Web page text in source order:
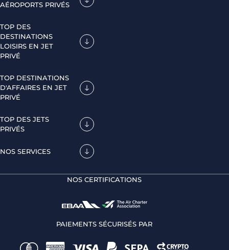
AÉROPORTS PRIVÉS
TOP DES
DESTINATIONS
LOISIRS EN JET
PRIVÉ
TOP DESTINATIONS
D'AFFAIRES EN JET
PRIVÉ
TOP DES JETS
PRIVÉS
NOS SERVICES
NOS CERTIFICATIONS
PAIEMENTS SÉCURISÉS PAR